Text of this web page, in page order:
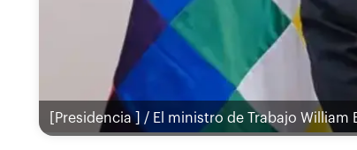
[Presidencia ] / El ministro de Trabajo